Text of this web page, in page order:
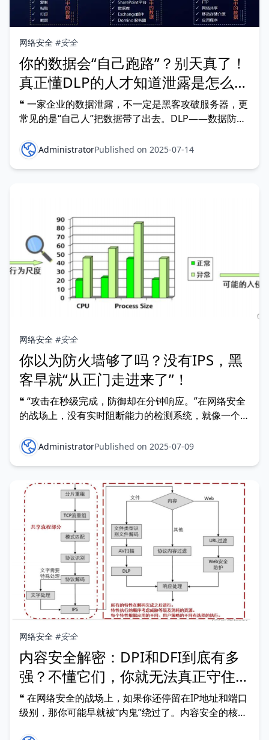
网络安全 #安全
你的数据会“自己跑路”？别天真了！
真正懂DLP的人才知道泄露是怎么发
生的！
❝ 一家企业的数据泄露，不一定是黑客攻破服务器，更
常见的是“自己人”把数据带了出去。DLP——数据防泄
么？别再以为它只是“文档加密” DLP，全称 Data Loss
Prev
AdministratorPublished on 2025-07-14
网络安全 #安全
你以为防火墙够了吗？没有IPS，黑
客早就“从正门走进来了”！
❝ “攻击在秒级完成，防御却在分钟响应。”在网络安全
的战场上，没有实时阻断能力的检测系统，就像一个只
场制服的狠角色。❞ 一、IDS和IPS不是一个东西：别再
搞混了！
AdministratorPublished on 2025-07-09
网络安全 #安全
内容安全解密：DPI和DFI到底有多
强？不懂它们，你就无法真正守住网
络边界！
❝ 在网络安全的战场上，如果你还停留在IP地址和端口
级别，那你可能早就被“内鬼”绕过了。内容安全的核心